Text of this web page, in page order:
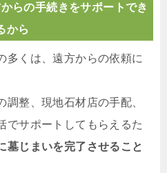
らの手続きをサポートでき
から
多くは、遠方からの依頼に
整、現地石材店の手配、
でサポートしてもらえるた
墓じまいを完了させること